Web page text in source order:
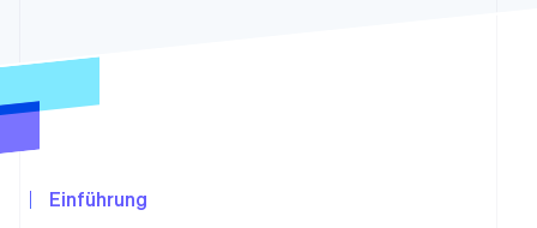
Start-up-Gründung
Climate
Einführung